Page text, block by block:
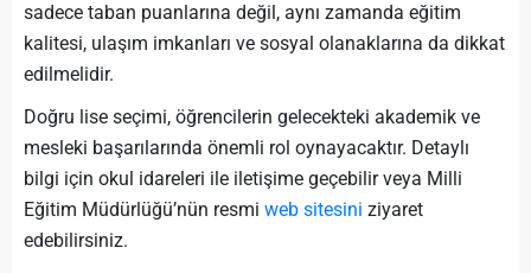
sadece taban puanlarına değil, aynı zamanda eğitim
kalitesi, ulaşım imkanları ve sosyal olanaklarına da dikkat
edilmelidir.
Doğru lise seçimi, öğrencilerin gelecekteki akademik ve
mesleki başarılarında önemli rol oynayacaktır. Detaylı
bilgi için okul idareleri ile iletişime geçebilir veya Milli
Eğitim Müdürlüğü’nün resmi web sitesini ziyaret
edebilirsiniz.